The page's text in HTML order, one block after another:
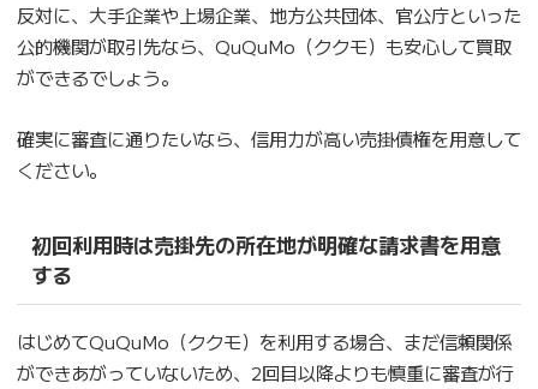
反対に、大手企業や上場企業、地方公共団体、官公庁といった
公的機関が取引先なら、QuQuMo（ククモ）も安心して買取
ができるでしょう。
確実に審査に通りたいなら、信用力が高い売掛債権を用意して
ください。
初回利用時は売掛先の所在地が明確な請求書を用意
する
はじめてQuQuMo（ククモ）を利用する場合、まだ信頼関係
ができあがっていないため、2回目以降よりも慎重に審査が行